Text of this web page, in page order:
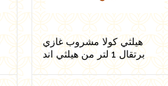
هيلثي كولا مشروب غازي
برتقال 1 لتر من هيلثي اند
تيستي